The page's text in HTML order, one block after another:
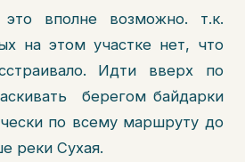
вполне возможно. т.к.
на этом участке нет, что
Идти вверх по
берегом байдарки
по всему маршруту до
реки Сухая.